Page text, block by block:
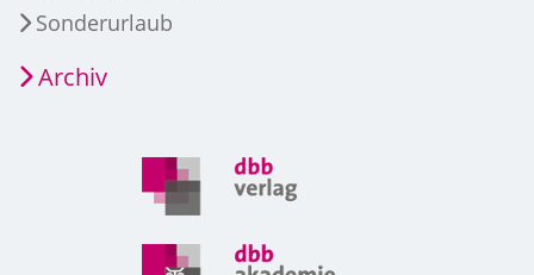
Sonderurlaub
Archiv